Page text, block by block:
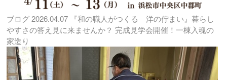
ブログ2026.04.07
『和の職人がつくる 洋の佇まい』暮らし
やすさの答え見に来ませんか？ 完成見学会開催！一棟入魂の
家造り